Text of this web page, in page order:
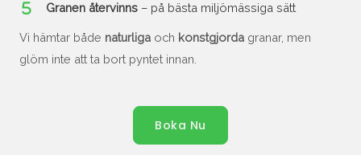
Granen återvinns – på bästa miljömässiga sätt
Vi hämtar både naturliga och konstgjorda granar, men
glöm inte att ta bort pyntet innan.
Boka Nu